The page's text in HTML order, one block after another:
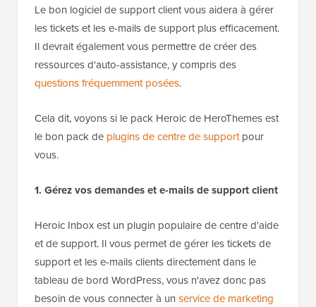
Le bon logiciel de support client vous aidera à gérer
les tickets et les e-mails de support plus efficacement.
Il devrait également vous permettre de créer des
ressources d'auto-assistance, y compris des
questions fréquemment posées.
Cela dit, voyons si le pack Heroic de HeroThemes est
le bon pack de plugins de centre de supportpour
vous.
1. Gérez vos demandes et e-mails de support client
Heroic Inbox est un plugin populaire de centre d'aide
et de support. Il vous permet de gérer les tickets de
support et les e-mails clients directement dans le
tableau de bord WordPress, vous n'avez donc pas
besoin de vous connecter à un service de marketing